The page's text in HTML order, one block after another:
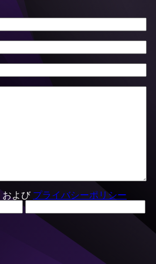
および プライバシーポリシー